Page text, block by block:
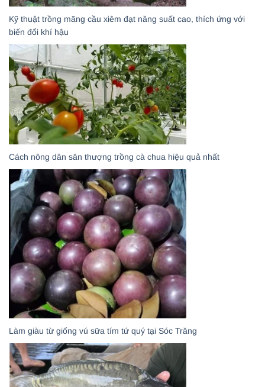
Kỹ thuật trồng mãng cầu xiêm đạt năng suất cao, thích ứng với
biến đổi khí hậu
Cách nông dân sân thượng trồng cà chua hiệu quả nhất
Làm giàu từ giống vú sữa tím tứ quý tại Sóc Trăng